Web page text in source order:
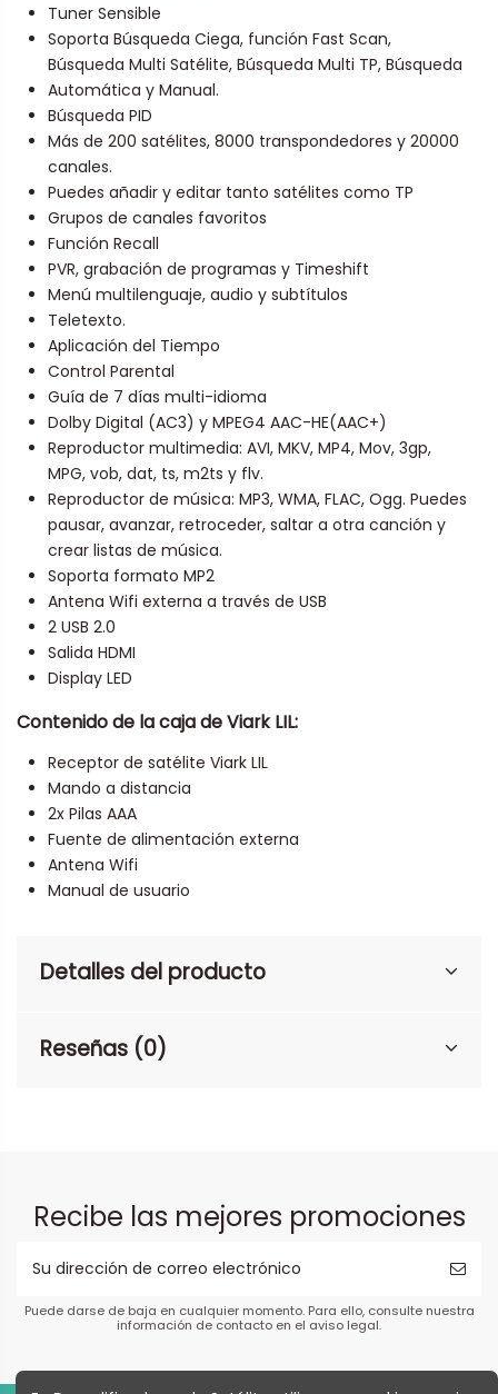
Tuner Sensible
Soporta Búsqueda Ciega, función Fast Scan,
Búsqueda Multi Satélite, Búsqueda Multi TP, Búsqueda
Automática y Manual.
Búsqueda PID
Más de 200 satélites, 8000 transpondedores y 20000
canales.
Puedes añadir y editar tanto satélites como TP
Grupos de canales favoritos
Función Recall
PVR, grabación de programas y Timeshift
Menú multilenguaje, audio y subtítulos
Teletexto.
Aplicación del Tiempo
Control Parental
Guía de 7 días multi-idioma
Dolby Digital (AC3) y MPEG4 AAC-HE(AAC+)
Reproductor multimedia: AVI, MKV, MP4, Mov, 3gp,
MPG, vob, dat, ts, m2ts y flv.
Reproductor de música: MP3, WMA, FLAC, Ogg. Puedes
pausar, avanzar, retroceder, saltar a otra canción y
crear listas de música.
Soporta formato MP2
Antena Wifi externa a través de USB
2 USB 2.0
Salida HDMI
Display LED
Contenido de la caja de Viark LIL:
Receptor de satélite Viark LIL
Mando a distancia
2x Pilas AAA
Fuente de alimentación externa
Antena Wifi
Manual de usuario
Detalles del producto
Reseñas (0)
Recibe las mejores promociones
Puede darse de baja en cualquier momento. Para ello, consulte nuestra
información de contacto en el aviso legal.